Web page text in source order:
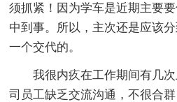
须抓紧！因为学车是近期主要
中到事。所以，主次还是应该
一个交代的。
我很内疚在工作期间有几次
司员工缺乏交流沟通，不很合